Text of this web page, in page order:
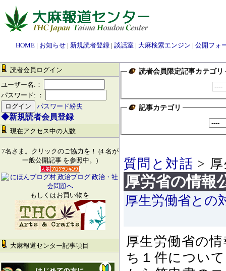
HOME | お知らせ | 新規読者登録 | 談話室 | 大麻検索エンジン | 公開フォ
読者会員ログイン
ユーザー名:：
パスワード: ：
パスワード紛失
◆新規読者会員登録
現在アクセス中の人数
7名さま。クリックのご協力を！ (4 名が
一般公開記事 を参照中。)
もしくはお買い物を
大麻報道センター記事項目
読者会員限定記事カテゴリ
記事カテゴリ
質問と対話 >
厚労省の情報
厚生労働省との
厚生労働省の
ち１件につい